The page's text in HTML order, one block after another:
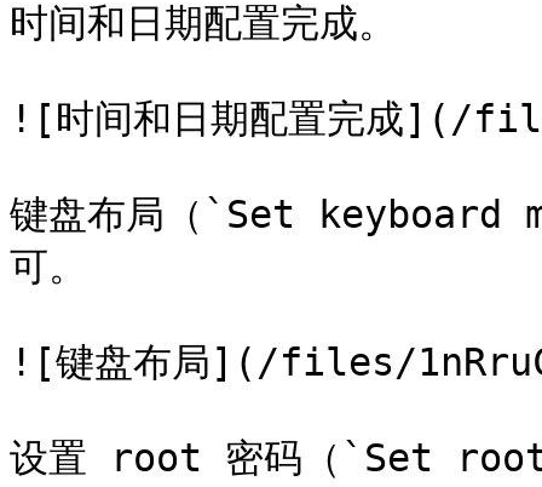
时间和日期配置完成。
![时间和日期配置完成](/
键盘布局（`Set keyboard
可。
![键盘布局](/files/
设置 root 密码（`Set